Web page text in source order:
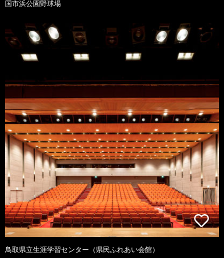
国市浜公園野球場
鳥取県立生涯学習センター（県民ふれあい会館）